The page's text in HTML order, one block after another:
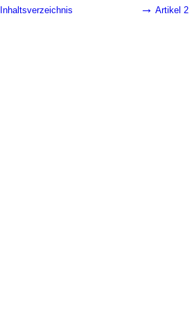
Inhaltsverzeichnis → Artikel 2